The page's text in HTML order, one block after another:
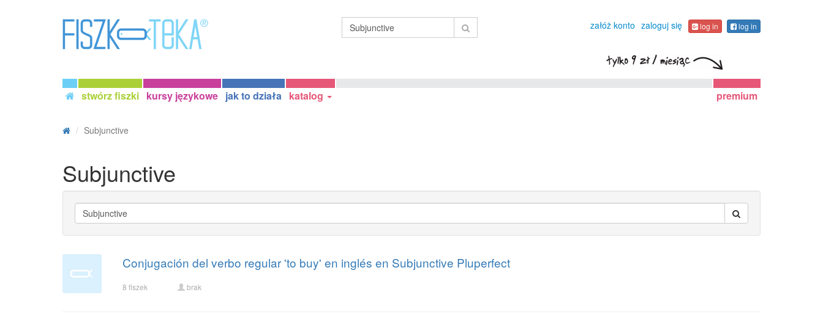
załóż konto zaloguj się log in log in
stwórz fiszki kursy językowe jak to działa katalog premium
Subjunctive
Subjunctive
Conjugación del verbo regular 'to buy' en inglés en Subjunctive Pluperfect
8 fiszek brak